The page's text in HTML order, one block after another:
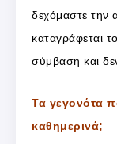
δεχόμαστε την
καταγράφεται
σύμβαση και
Τα γεγονότα
καθημερινά;